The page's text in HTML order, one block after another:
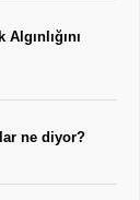
ne diyor?